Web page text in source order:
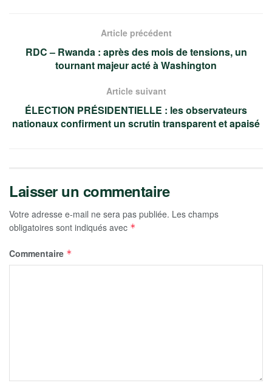
Article précédent
RDC – Rwanda : après des mois de tensions, un
tournant majeur acté à Washington
Article suivant
ÉLECTION PRÉSIDENTIELLE : les observateurs
nationaux confirment un scrutin transparent et apaisé
Laisser un commentaire
Votre adresse e-mail ne sera pas publiée. Les champs
obligatoires sont indiqués avec *
Commentaire *